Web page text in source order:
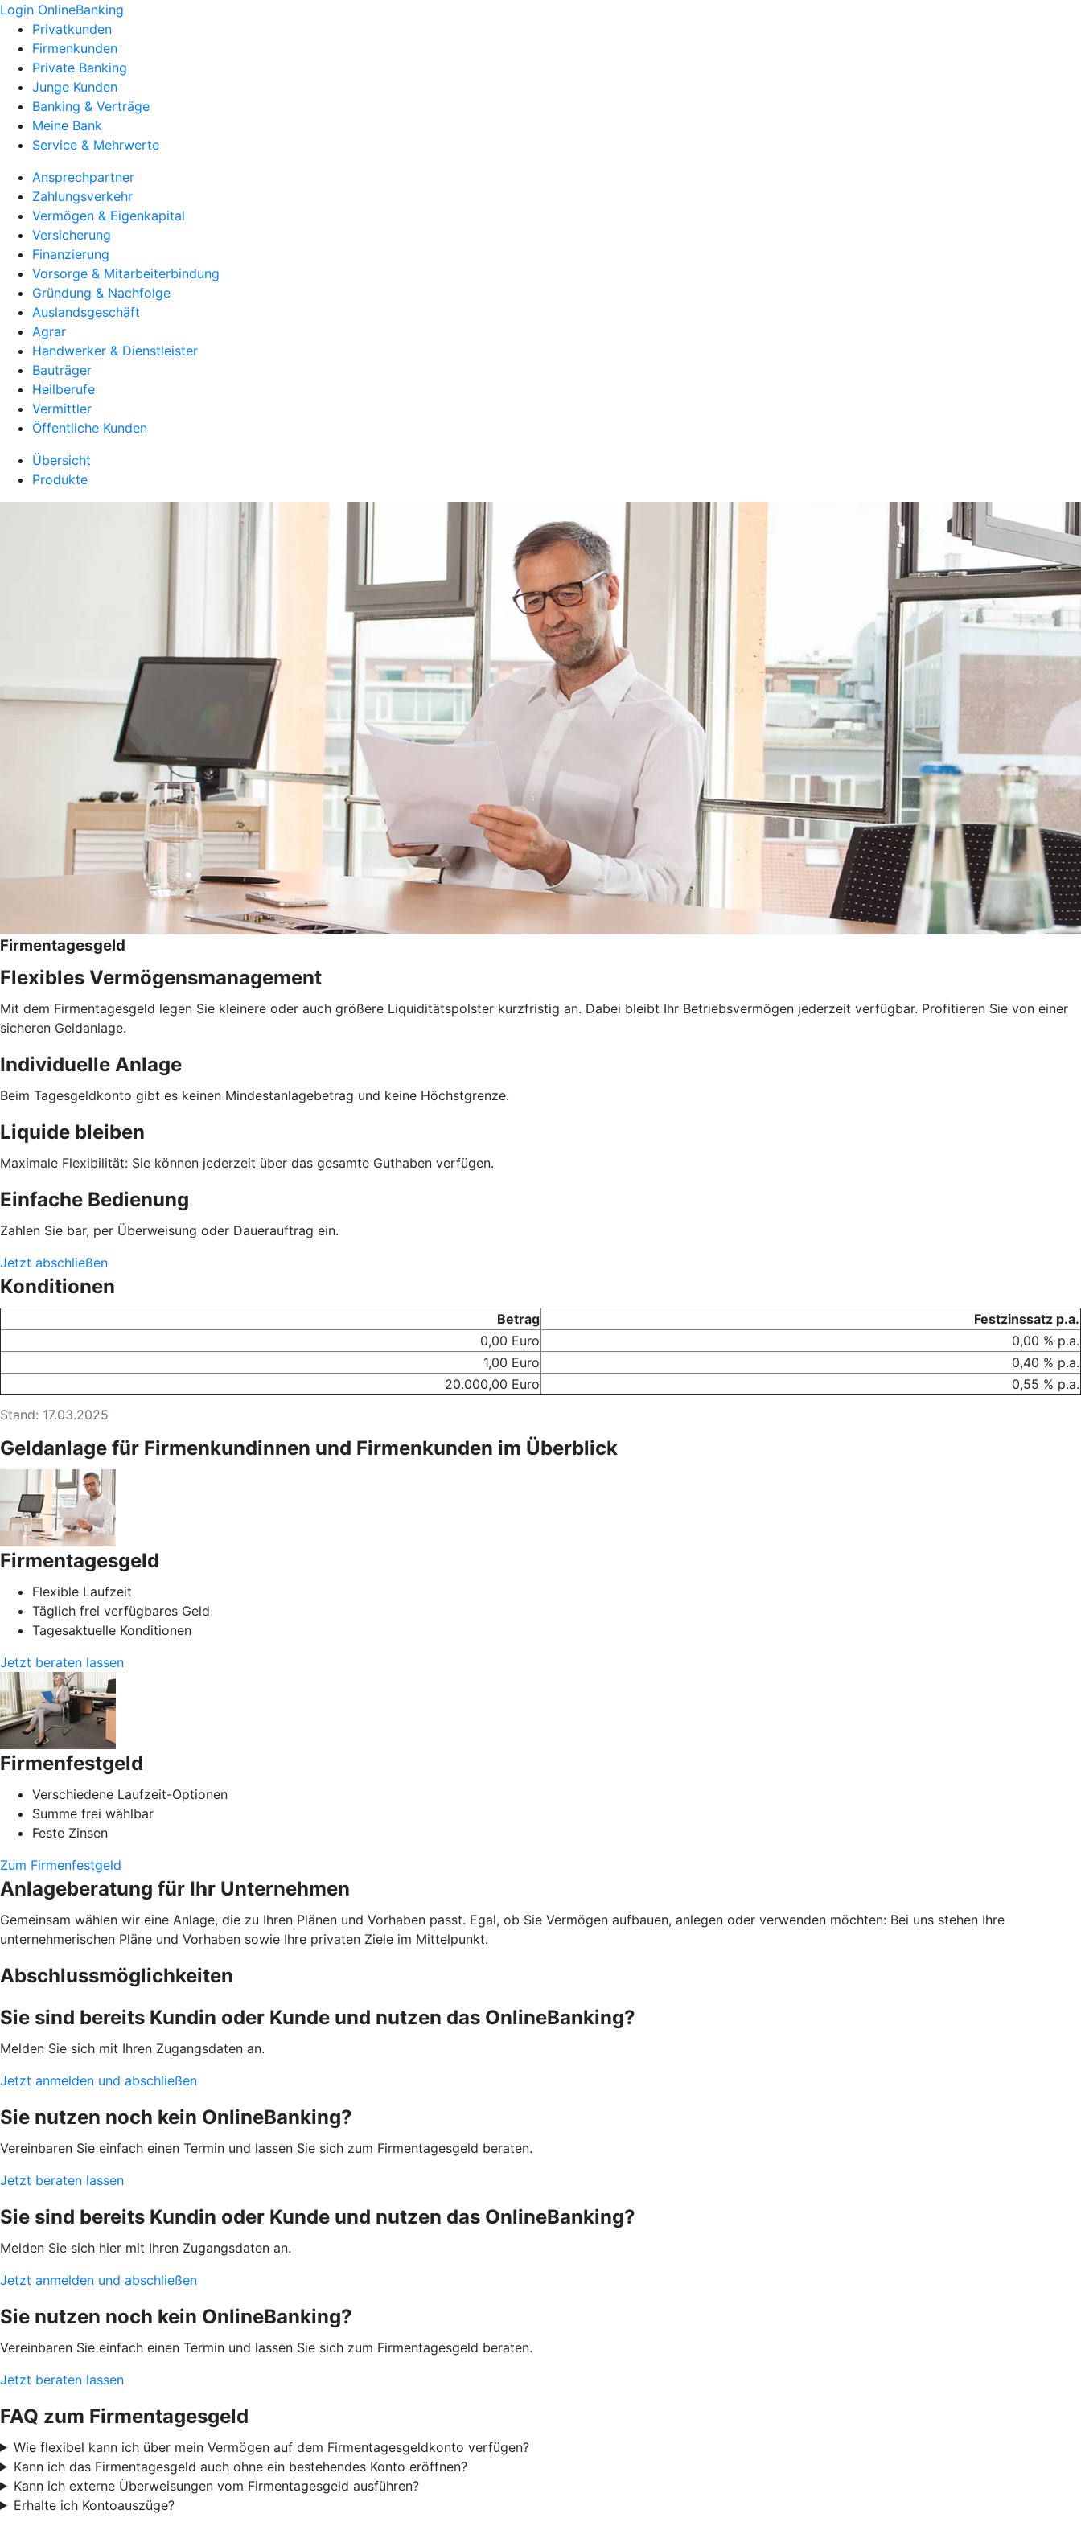
Login OnlineBanking
Privatkunden
Firmenkunden
Private Banking
Junge Kunden
Banking & Verträge
Meine Bank
Service & Mehrwerte
Ansprechpartner
Zahlungsverkehr
Vermögen & Eigenkapital
Versicherung
Finanzierung
Vorsorge & Mitarbeiterbindung
Gründung & Nachfolge
Auslandsgeschäft
Agrar
Handwerker & Dienstleister
Bauträger
Heilberufe
Vermittler
Öffentliche Kunden
Übersicht
Produkte
Firmentagesgeld
Flexibles Vermögensmanagement
Mit dem Firmentagesgeld legen Sie kleinere oder auch größere Liquiditätspolster kurzfristig an. Dabei bleibt Ihr Betriebsvermögen jederzeit verfügbar. Profitieren Sie von einer
sicheren Geldanlage.
Individuelle Anlage
Beim Tagesgeldkonto gibt es keinen Mindestanlagebetrag und keine Höchstgrenze.
Liquide bleiben
Maximale Flexibilität: Sie können jederzeit über das gesamte Guthaben verfügen.
Einfache Bedienung
Zahlen Sie bar, per Überweisung oder Dauerauftrag ein.
Jetzt abschließen
Konditionen
Stand: 17.03.2025
Betrag
Festzinssatz p.a.
0,00 Euro
0,00 % p.a.
1,00 Euro
0,40 % p.a.
20.000,00 Euro
0,55 % p.a.
Geldanlage für Firmenkundinnen und Firmenkunden im Überblick
Firmentagesgeld
Flexible Laufzeit
Täglich frei verfügbares Geld
Tagesaktuelle Konditionen
Jetzt beraten lassen
Firmenfestgeld
Verschiedene Laufzeit-Optionen
Summe frei wählbar
Feste Zinsen
Zum Firmenfestgeld
Anlageberatung für Ihr Unternehmen
Gemeinsam wählen wir eine Anlage, die zu Ihren Plänen und Vorhaben passt. Egal, ob Sie Vermögen aufbauen, anlegen oder verwenden möchten: Bei uns stehen Ihre
unternehmerischen Pläne und Vorhaben sowie Ihre privaten Ziele im Mittelpunkt.
Abschlussmöglichkeiten
Sie sind bereits Kundin oder Kunde und nutzen das OnlineBanking?
Melden Sie sich mit Ihren Zugangsdaten an.
Jetzt anmelden und abschließen
Sie nutzen noch kein OnlineBanking?
Vereinbaren Sie einfach einen Termin und lassen Sie sich zum Firmentagesgeld beraten.
Jetzt beraten lassen
Sie sind bereits Kundin oder Kunde und nutzen das OnlineBanking?
Melden Sie sich hier mit Ihren Zugangsdaten an.
Jetzt anmelden und abschließen
Sie nutzen noch kein OnlineBanking?
Vereinbaren Sie einfach einen Termin und lassen Sie sich zum Firmentagesgeld beraten.
Jetzt beraten lassen
FAQ zum Firmentagesgeld
Wie flexibel kann ich über mein Vermögen auf dem Firmentagesgeldkonto verfügen?
Kann ich das Firmentagesgeld auch ohne ein bestehendes Konto eröffnen?
Kann ich externe Überweisungen vom Firmentagesgeld ausführen?
Erhalte ich Kontoauszüge?